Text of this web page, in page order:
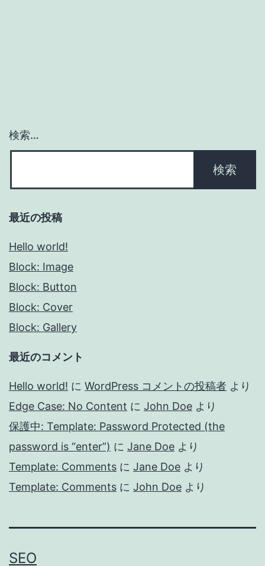
検索…
最近の投稿
Hello world!
Block: Image
Block: Button
Block: Cover
Block: Gallery
最近のコメント
Hello world! に WordPress コメントの投稿者 より
Edge Case: No Content に John Doe より
保護中: Template: Password Protected (the
password is “enter”) に Jane Doe より
Template: Comments に Jane Doe より
Template: Comments に John Doe より
SEO